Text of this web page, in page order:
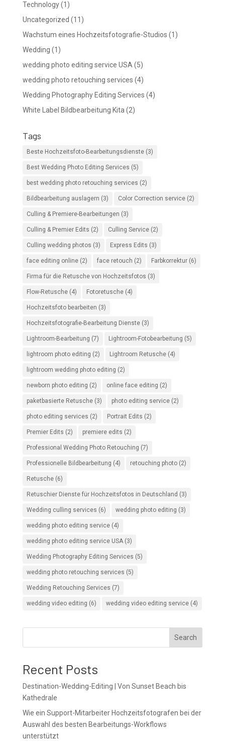
Technology(1)
Uncategorized (11)
Wachstum eines Hochzeitsfotografie-Studios (1)
Wedding (1)
wedding photo editing service USA (5)
wedding photo retouching services (4)
Wedding Photography Editing Services (4)
White Label Bildbearbeitung Kita (2)
Tags
Beste Hochzeitsfoto-Bearbeitungsdienste(3)
Best Wedding Photo Editing Services (5)
best wedding photo retouching services (2)
Bildbearbeitung auslagern (3) Color Correction service(2)
Culling & Premiere-Bearbeitungen (3)
Culling & Premier Edits (2) Culling Service(2)
Culling wedding photos (3) Express Edits (3)
face editing online(2) face retouch (2) Farbkorrektur(6)
Firma für die Retusche von Hochzeitsfotos (3)
Flow-Retusche(4) Fotoretusche(4)
Hochzeitsfoto bearbeiten (3)
Hochzeitsfotografie-Bearbeitung Dienste(3)
Lightroom-Bearbeitung (7) Lightroom-Fotobearbeitung (5)
lightroom photo editing (2) Lightroom Retusche(4)
lightroom wedding photo editing (2)
newborn photo editing (2) online face editing (2)
paketbasierte Retusche(3) photo editing service(2)
photo editing services (2) Portrait Edits (2)
Premier Edits (2) premiere edits (2)
Professional Wedding Photo Retouching (7)
Professionelle Bildbearbeitung (4) retouching photo(2)
Retusche(6)
Retuschier Dienste für Hochzeitsfotos in Deutschland (3)
Wedding culling services (6) wedding photo editing (3)
wedding photo editing service(4)
wedding photo editing service USA(3)
Wedding Photography Editing Services (5)
wedding photo retouching services (5)
Wedding Retouching Services (7)
wedding video editing (6) wedding video editing service(4)
Search
Recent Posts
Destination-Wedding-Editing | Von Sunset Beach bis
Kathedrale
Wie ein Support-Mitarbeiter Hochzeitsfotografen bei der
Auswahl des besten Bearbeitungs-Workflows
unterstützt